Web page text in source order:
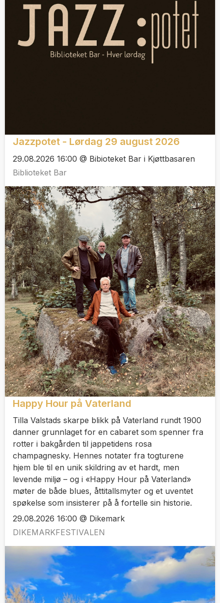
Jazzpotet - Lørdag 29 august 2026
29.08.2026 16:00 @ Bibioteket Bar i Kjøttbasaren
Biblioteket Bar
Happy Hour på Vaterland
Tilla Valstads skarpe blikk på Vaterland rundt 1900
danner grunnlaget for en cabaret som spenner fra
rotter i bakgården til jappetidens rosa
champagnesky. Hennes notater fra togturene
hjem ble til en unik skildring av et hardt, men
levende miljø – og i «Happy Hour på Vaterland»
møter de både blues, åttitallsmyter og et uventet
spøkelse som insisterer på å fortelle sin historie.
29.08.2026 16:00 @ Dikemark
DIKEMARKFESTIVALEN